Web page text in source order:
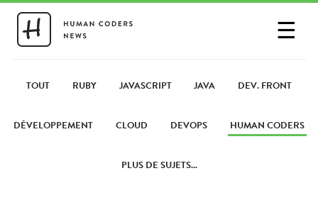
☰
PARTAGER UN LIEN
TOUT RUBY JAVASCRIPT JAVA DEV. FRONT
DÉVELOPPEMENT CLOUD DEVOPS HUMAN CODERS
PLUS DE SUJETS...